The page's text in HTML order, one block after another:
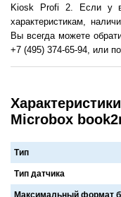
Kiosk Profi 2. Если у
характеристикам,
Вы всегда можете
+7 (495) 374-65-94, или
Microbox
Тип
Тип датчика
Максимальный формат